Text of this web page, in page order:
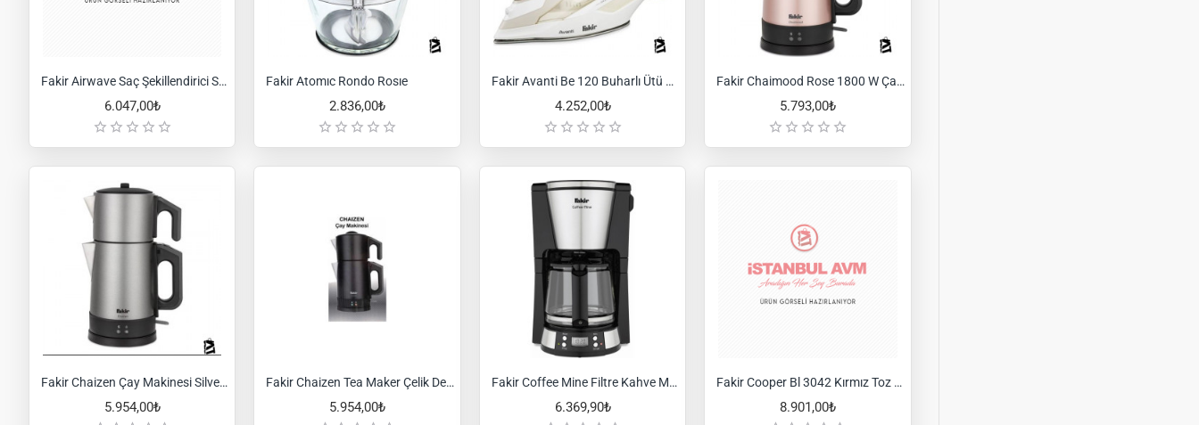
Fakir Airwave Saç Şekillendirici Set-Silver
6.047,00₺
Fakir Atomıc Rondo Rosıe
2.836,00₺
Fakir Avanti Be 120 Buharlı Ütü Bej
4.252,00₺
Fakir Chaimood Rose 1800 W Çay Makinesi
5.793,00₺
Fakir Chaizen Çay Makinesi Silver Stone
5.954,00₺
Fakir Chaizen Tea Maker Çelik Demlikli Çay Makinesi - Antrasit
5.954,00₺
Fakir Coffee Mine Filtre Kahve Makinesi
6.369,90₺
Fakir Cooper Bl 3042 Kırmız Toz Torbasız Elektrikliı Süpürge
8.901,00₺